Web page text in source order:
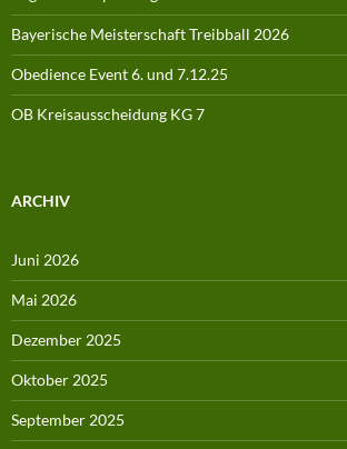
Bayerische Meisterschaft Treibball 2026
Obedience Event 6. und 7.12.25
OB Kreisausscheidung KG 7
ARCHIV
Juni 2026
Mai 2026
Dezember 2025
Oktober 2025
September 2025